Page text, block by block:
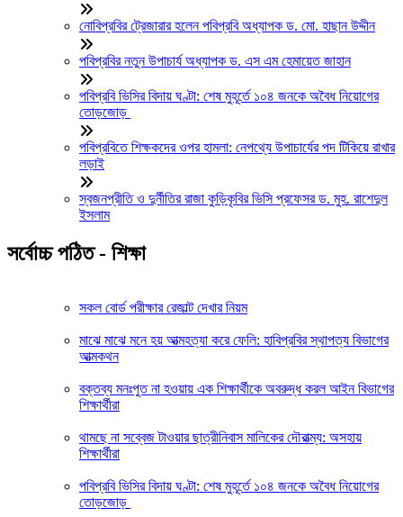
নোবিপ্রবির ট্রেজারার হলেন পবিপ্রবি অধ্যাপক ড. মো. হাছান উদ্দীন
পবিপ্রবির নতুন উপাচার্য অধ্যাপক ড. এস এম হেমায়েত জাহান
পবিপ্রবি ভিসির বিদায় ঘণ্টা: শেষ মুহূর্তে ১০৪ জনকে অবৈধ নিয়োগের
তোড়জোড়
পবিপ্রবিতে শিক্ষকদের ওপর হামলা: নেপথ্যে উপাচার্যের পদ টিকিয়ে রাখার
লড়াই
স্বজনপ্রীতি ও দুর্নীতির রাজা কুড়িকৃবির ভিসি প্রফেসর ড. মুহ. রাশেদুল
ইসলাম
সর্বোচ্চ পঠিত - শিক্ষা
সকল বোর্ড পরীক্ষার রেজাল্ট দেখার নিয়ম
মাঝে মাঝে মনে হয় আত্মহত্যা করে ফেলি: হাবিপ্রবির স্থাপত্য বিভাগের
আত্মকথন
বক্তব্য মনঃপুত না হওয়ায় এক শিক্ষার্থীকে অবরুদ্ধ করল আইন বিভাগের
শিক্ষার্থীরা
থামছে না সব্বেজ টাওয়ার ছাত্রীনিবাস মালিকের দৌরাত্ম্য: অসহায়
শিক্ষার্থীরা
পবিপ্রবি ভিসির বিদায় ঘণ্টা: শেষ মুহূর্তে ১০৪ জনকে অবৈধ নিয়োগের
তোড়জোড়